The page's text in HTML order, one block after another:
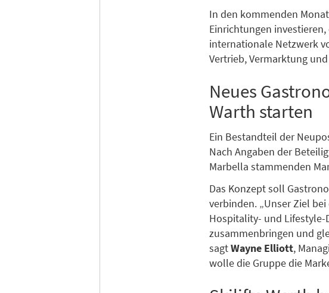
In den kommenden
Einrichtungen
internationale Netzwerk
Vertrieb, Vermarktung
Neues
Warth starten
Ein Bestandteil der
Nach Angaben der
Marbella stammenden
Das Konzept soll
verbinden. „Unser Ziel
Hospitality- und Lifestyle-
zusammenbringen und
sagtWayne Elliott,
wolle die Gruppe die